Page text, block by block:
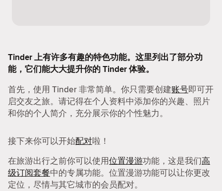
Tinder 上有许多有趣的特色功能。这里列出了部分功
能，它们能大大提升你的 Tinder 体验。
首先，使用 Tinder 非常简单。你只需要创建账号即可开
启交友之旅。请记得在个人资料中添加你的兴趣、照片
和你的个人简介，充分展示你的个性魅力。
接下来你可以开始配对啦！
在旅游出行之前你可以使用位置漫游功能，这是我们高
级订阅套餐中的专属功能。位置漫游功能可以让你更改
定位，尽情与其它城市的会员配对。